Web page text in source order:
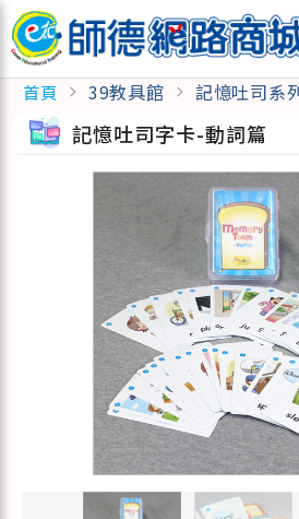
首頁 chevron_right 39教具館 chevron_right 記憶吐司系
記憶吐司字卡-動詞篇